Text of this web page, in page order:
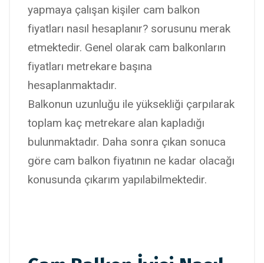
yapmaya çalışan kişiler cam balkon
fiyatları nasıl hesaplanır? sorusunu merak
etmektedir. Genel olarak cam balkonların
fiyatları metrekare başına
hesaplanmaktadır.
Balkonun uzunluğu ile yüksekliği çarpılarak
toplam kaç metrekare alan kapladığı
bulunmaktadır. Daha sonra çıkan sonuca
göre cam balkon fiyatının ne kadar olacağı
konusunda çıkarım yapılabilmektedir.